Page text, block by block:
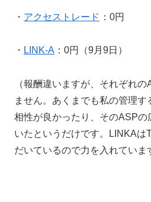
・ アクセストレード ：0円
・ LINK-A ：0円（9月9日）
（報酬違いますが、それぞれ
ません。あくまでも私の管理す
相性が良かったり、そのASPの
いたというだけです。LINKAは
だいているので力を入れていま